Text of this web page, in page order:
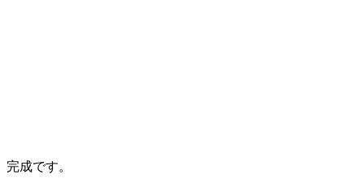
完成です。